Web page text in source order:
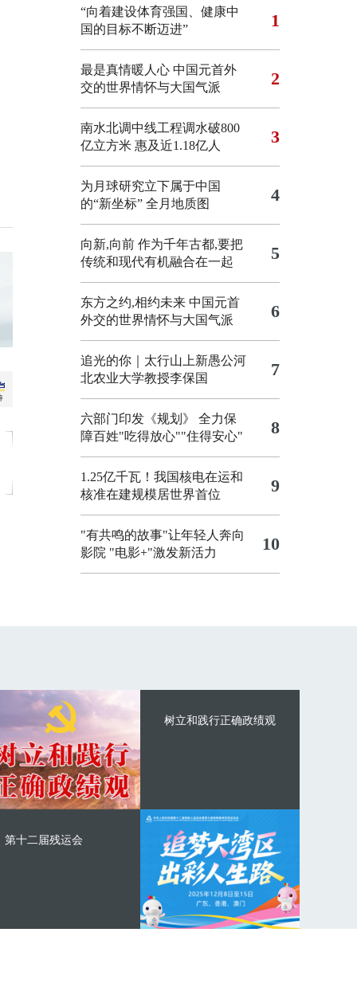
“向着建设体育强国、健康中
国的目标不断迈进”
1
最是真情暖人心 中国元首外
交的世界情怀与大国气派
2
南水北调中线工程调水破800
亿立方米 惠及近1.18亿人
3
为月球研究立下属于中国
的“新坐标” 全月地质图 4
向新,向前 作为千年古都,要把
传统和现代有机融合在一起
5
东方之约,相约未来 中国元首
外交的世界情怀与大国气派
6
追光的你｜太行山上新愚公河
北农业大学教授李保国
7
六部门印发《规划》 全力保
障百姓"吃得放心""住得安心"
8
1.25亿千瓦！我国核电在运和
核准在建规模居世界首位
9
"有共鸣的故事"让年轻人奔向
影院 "电影+"激发新活力 10
树立和践行正确政绩观
第十二届残运会